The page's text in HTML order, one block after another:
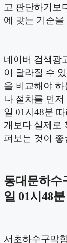
고 판단하기보
에 맞는 기준
네이버 검색광
이 달라질 수
을 비교해야
나 절차를 먼
일 01시48분
개보다 실제로
펴보는 것이 좋
동대문하수
일 01시48분
서초하수구막